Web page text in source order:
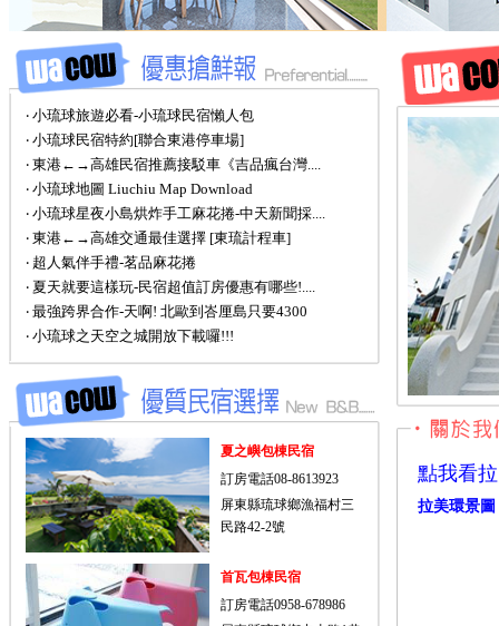
‧ 小琉球旅遊必看-小琉球民宿懶人包
‧ 小琉球民宿特約[聯合東港停車場]
‧ 東港←→高雄民宿推薦接駁車《吉品瘋台灣....
‧ 小琉球地圖 Liuchiu Map Download
‧ 小琉球星夜小島烘炸手工麻花捲-中天新聞採....
‧ 東港←→高雄交通最佳選擇 [東琉計程車]
‧ 超人氣伴手禮-茗品麻花捲
‧ 夏天就要這樣玩-民宿超值訂房優惠有哪些!....
‧ 最強跨界合作-天啊! 北歐到峇厘島只要4300
‧ 小琉球之天空之城開放下載囉!!!
夏之嶼包棟民宿
訂房電話08-8613923
屏東縣琉球鄉漁福村三
民路42-2號
首瓦包棟民宿
訂房電話0958-678986
點我看
拉美環景圖